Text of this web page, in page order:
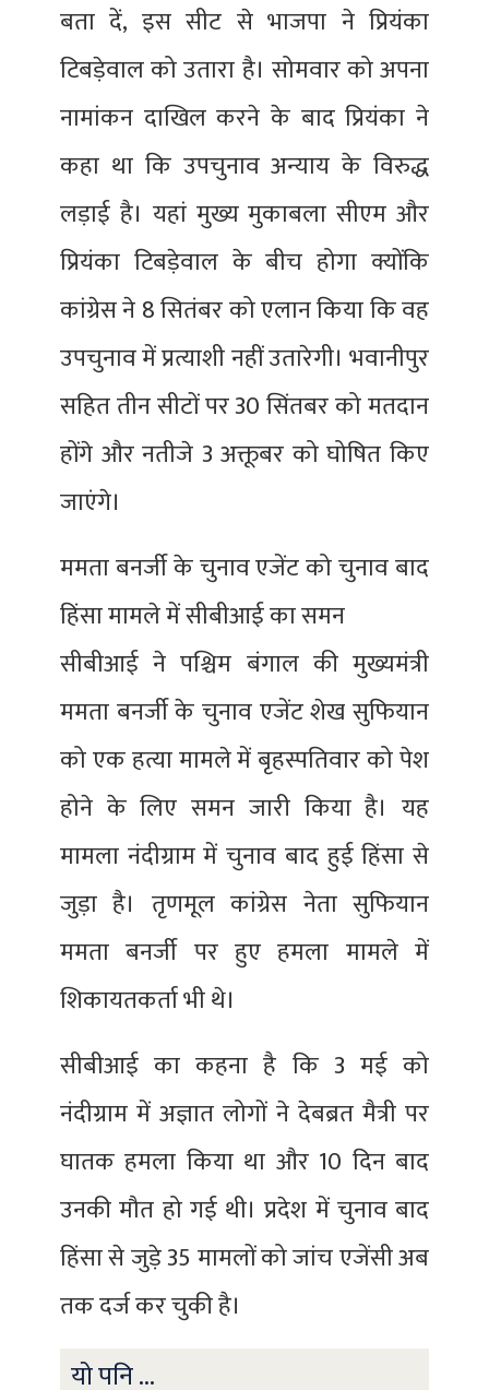
बता दें, इस सीट से भाजपा ने प्रियंका
टिबड़ेवाल को उतारा है। सोमवार को अपना
नामांकन दाखिल करने के बाद प्रियंका ने
कहा था कि उपचुनाव अन्याय के विरुद्ध
लड़ाई है। यहां मुख्य मुकाबला सीएम और
प्रियंका टिबड़ेवाल के बीच होगा क्योंकि
कांग्रेस ने 8 सितंबर को एलान किया कि वह
उपचुनाव में प्रत्याशी नहीं उतारेगी। भवानीपुर
सहित तीन सीटों पर 30 सिंतबर को मतदान
होंगे और नतीजे 3 अक्तूबर को घोषित किए
जाएंगे।
ममता बनर्जी के चुनाव एजेंट को चुनाव बाद
हिंसा मामले में सीबीआई का समन
सीबीआई ने पश्चिम बंगाल की मुख्यमंत्री
ममता बनर्जी के चुनाव एजेंट शेख सुफियान
को एक हत्या मामले में बृहस्पतिवार को पेश
होने के लिए समन जारी किया है। यह
मामला नंदीग्राम में चुनाव बाद हुई हिंसा से
जुड़ा है। तृणमूल कांग्रेस नेता सुफियान
ममता बनर्जी पर हुए हमला मामले में
शिकायतकर्ता भी थे।
सीबीआई का कहना है कि 3 मई को
नंदीग्राम में अज्ञात लोगों ने देबब्रत मैत्री पर
घातक हमला किया था और 10 दिन बाद
उनकी मौत हो गई थी। प्रदेश में चुनाव बाद
हिंसा से जुड़े 35 मामलों को जांच एजेंसी अब
तक दर्ज कर चुकी है।
यो पनि ...